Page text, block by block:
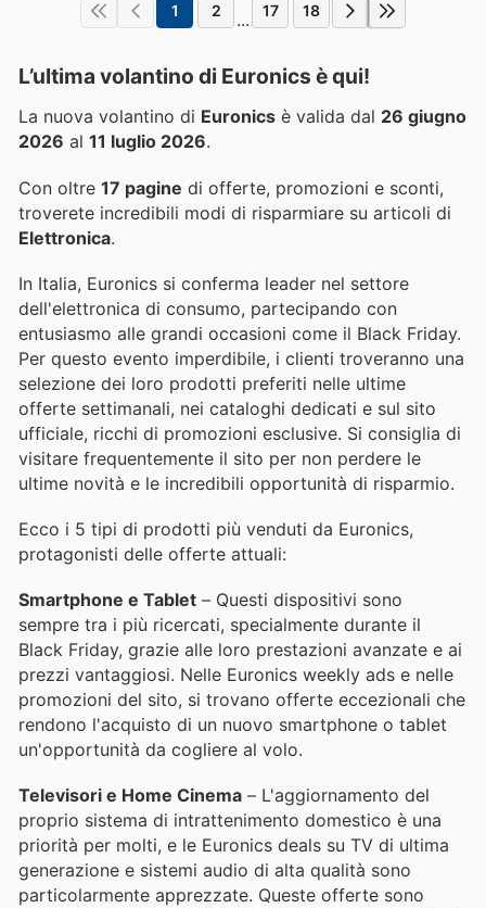
1 2 ... 17 18
L’ultima volantino di Euronics è qui!
La nuova volantino di Euronics è valida dal 26 giugno
2026 al 11 luglio 2026.
Con oltre 17 pagine di offerte, promozioni e sconti,
troverete incredibili modi di risparmiare su articoli di
Elettronica.
In Italia, Euronics si conferma leader nel settore
dell'elettronica di consumo, partecipando con
entusiasmo alle grandi occasioni come il Black Friday.
Per questo evento imperdibile, i clienti troveranno una
selezione dei loro prodotti preferiti nelle ultime
offerte settimanali, nei cataloghi dedicati e sul sito
ufficiale, ricchi di promozioni esclusive. Si consiglia di
visitare frequentemente il sito per non perdere le
ultime novità e le incredibili opportunità di risparmio.
Ecco i 5 tipi di prodotti più venduti da Euronics,
protagonisti delle offerte attuali:
Smartphone e Tablet – Questi dispositivi sono
sempre tra i più ricercati, specialmente durante il
Black Friday, grazie alle loro prestazioni avanzate e ai
prezzi vantaggiosi. Nelle Euronics weekly ads e nelle
promozioni del sito, si trovano offerte eccezionali che
rendono l'acquisto di un nuovo smartphone o tablet
un'opportunità da cogliere al volo.
Televisori e Home Cinema – L'aggiornamento del
proprio sistema di intrattenimento domestico è una
priorità per molti, e le Euronics deals su TV di ultima
generazione e sistemi audio di alta qualità sono
particolarmente apprezzate. Queste offerte sono